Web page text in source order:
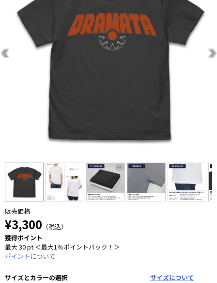
販売価格
¥3,300 （税込）
獲得ポイント
最大 30 pt ＜最大1％ポイントバック！＞
ポイントについて
サイズとカラーの選択 サイズについて